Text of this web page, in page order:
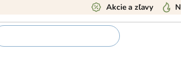
Akcie a zľavy